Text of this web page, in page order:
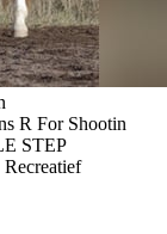
R For Shootin
STEP
Recreatief